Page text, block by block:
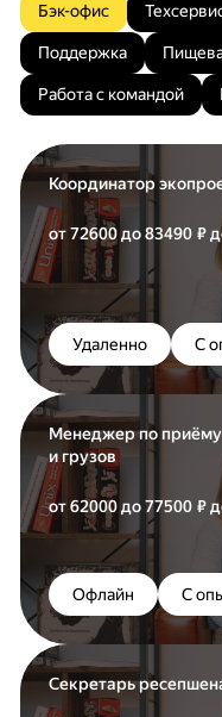
Бэк-офис
Поддержка
Работа с командой
Координатор
от 72600 до 83490 ₽
Удаленно С
Менеджер по приёму
и грузов
от 62000 до 77500 ₽
Офлайн С
Секретарь